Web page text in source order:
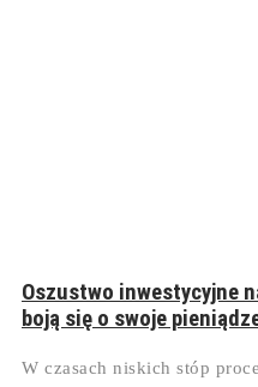
Oszustwo inwestycyjne
boją się o swoje
W czasach niskich stóp